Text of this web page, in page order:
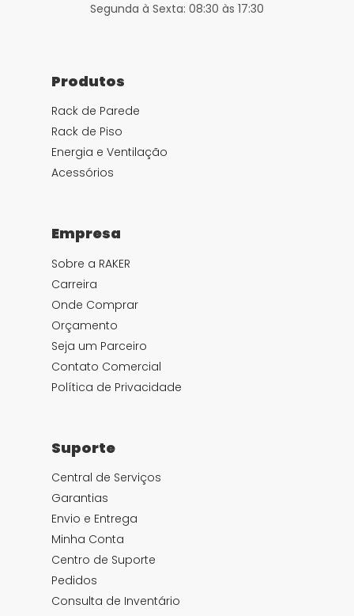
Segunda à Sexta: 08:30 às 17:30
Produtos
Rack de Parede
Rack de Piso
Energia e Ventilação
Acessórios
Empresa
Sobre a RAKER
Carreira
Onde Comprar
Orçamento
Seja um Parceiro
Contato Comercial
Política de Privacidade
Suporte
Central de Serviços
Garantias
Envio e Entrega
Minha Conta
Centro de Suporte
Pedidos
Consulta de Inventário